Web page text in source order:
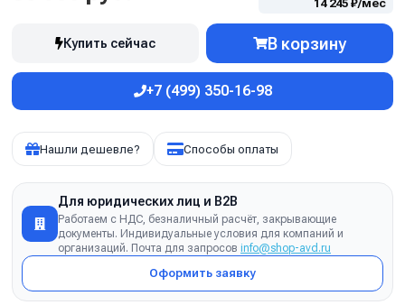
14 245 ₽/мес
Купить сейчас В корзину
+7 (499) 350-16-98
Нашли дешевле? Способы оплаты
Для юридических лиц и B2B
Работаем с НДС, безналичный расчёт, закрывающие
документы. Индивидуальные условия для компаний и
организаций. Почта для запросов info@shop-avd.ru
Оформить заявку